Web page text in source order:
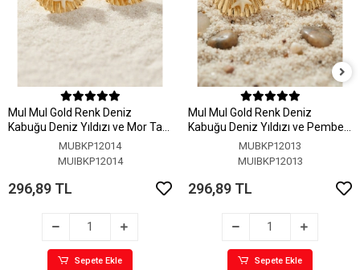
MuI MuI Gold Renk Deniz
Kabuğu Deniz Yıldızı ve Mor Taş
Detaylı KüpeMUBKP12014
MUIBKP12014
296,89 TL
Sepete Ekle
MuI MuI Gold Renk Deniz
Kabuğu Deniz Yıldızı ve Pembe
Taş Detaylı Küpe
MUBKP12013
MUIBKP12013
296,89 TL
Sepete Ekle